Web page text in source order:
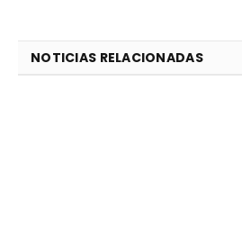
NOTICIAS RELACIONADAS